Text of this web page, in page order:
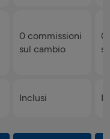
0 commissioni
sul cambio
0
Inclusi